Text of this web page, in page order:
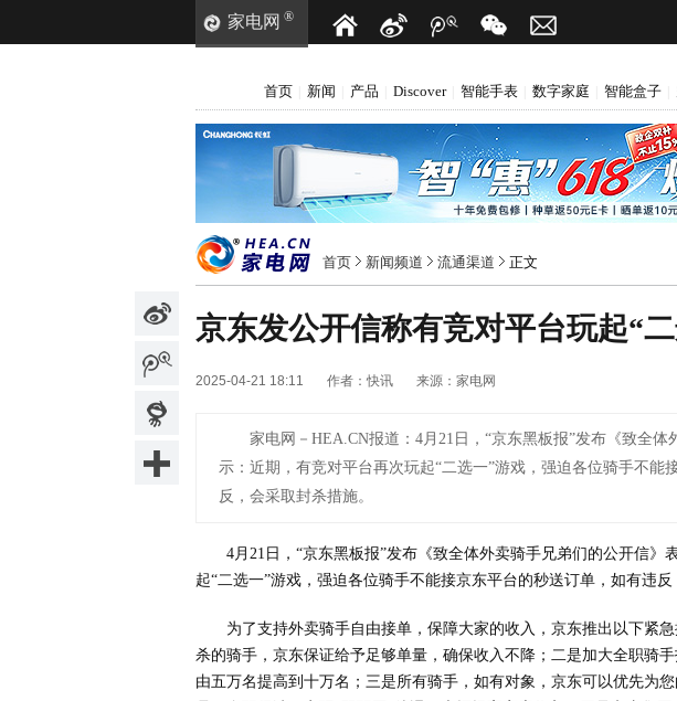
家电网 ®
首页 新闻 产品 Discover 智能手表 数字家庭 智能盒子
首页 新闻频道 流通渠道 正文
京东发公开信称有竞对平台玩起“
2025-04-21 18:11 作者：快讯 来源： 家电网
家电网－HEA.CN报道： 4月21日，“京东黑板报”发布《致全
示：近期，有竞对平台再次玩起“二选一”游戏，强迫各位骑手不能
反，会采取封杀措施。
4月21日，“京东黑板报”发布《致全体外卖骑手兄弟们的公开信》
起“二选一”游戏，强迫各位骑手不能接京东平台的秒送订单，如有违反
为了支持外卖骑手自由接单，保障大家的收入，京东推出以下紧
杀的骑手，京东保证给予足够单量，确保收入不降；二是加大全职骑
由五万名提高到十万名；三是所有骑手，如有对象，京东可以优先为